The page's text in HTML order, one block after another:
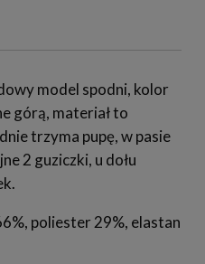
model spodni, kolor
górą, materiał to
trzyma pupę, w pasie
2 guziczki, u dołu
poliester 29%, elastan